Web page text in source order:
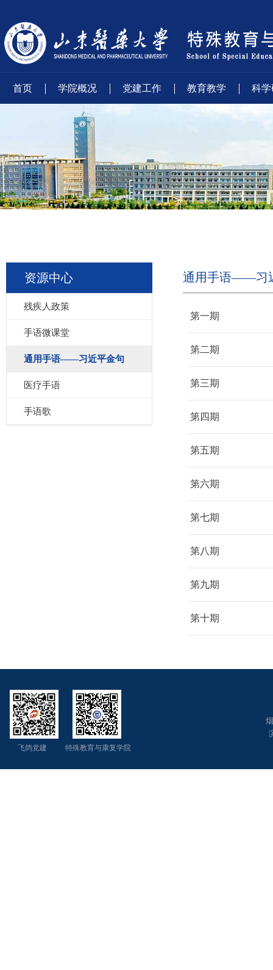
首页 学院概况 党建工作 教育教学 科
资源中心
残疾人政策
手语微课堂
通用手语——习近平金句
医疗手语
手语歌
通用手语——习
第一期
第二期
第三期
第四期
第五期
第六期
第七期
第八期
第九期
第十期
飞鸽党建 特殊教育与康复学院